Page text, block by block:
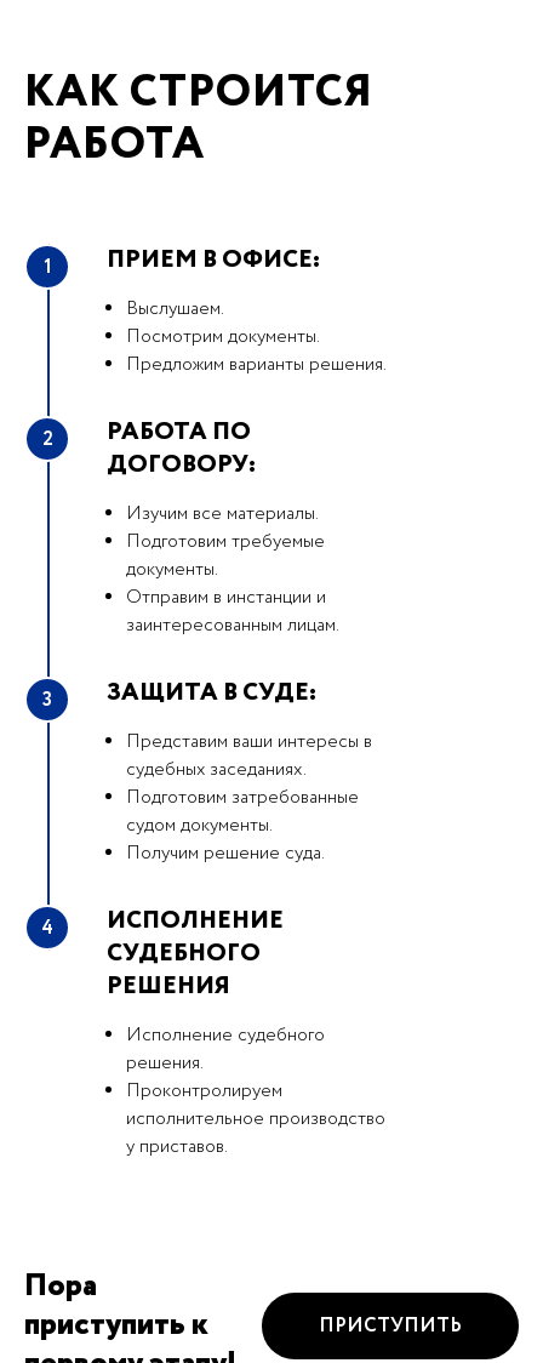
КАК СТРОИТСЯ
РАБОТА
1 ПРИЕМ В ОФИСЕ:
Выслушаем.
Посмотрим документы.
Предложим варианты решения.
2
РАБОТА ПО
ДОГОВОРУ:
Изучим все материалы.
Подготовим требуемые
документы.
Отправим в инстанции и
заинтересованным лицам.
3 ЗАЩИТА В СУДЕ:
Представим ваши интересы в
судебных заседаниях.
Подготовим затребованные
судом документы.
Получим решение суда.
4
ИСПОЛНЕНИЕ
СУДЕБНОГО
РЕШЕНИЯ
Исполнение судебного
решения.
Проконтролируем
исполнительное производство
у приставов.
Пора
приступить к
ПРИСТУПИТЬ